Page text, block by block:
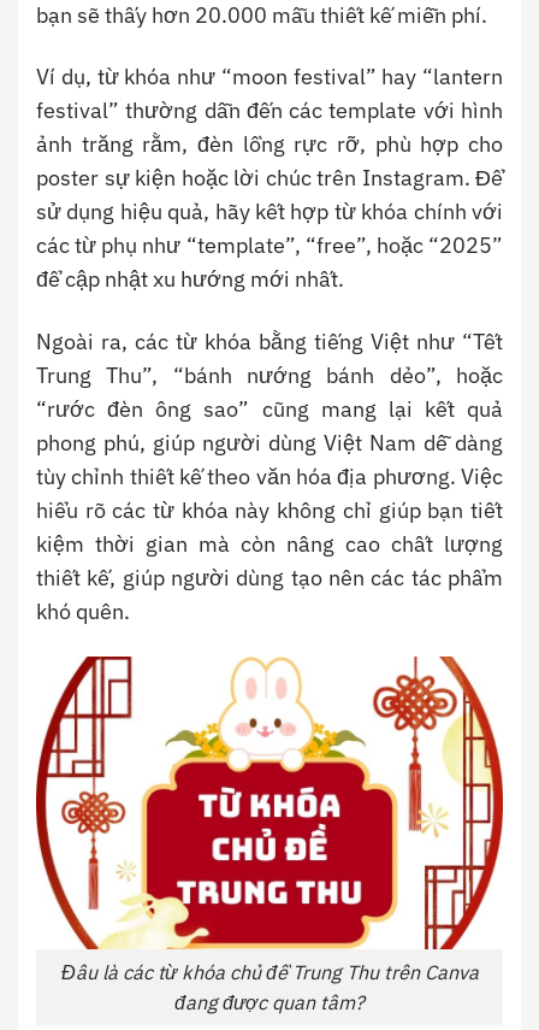
bạn sẽ thấy hơn 20.000 mẫu thiết kế miễn phí.
Ví dụ, từ khóa như “moon festival” hay “lantern
festival” thường dẫn đến các template với hình
ảnh trăng rằm, đèn lồng rực rỡ, phù hợp cho
poster sự kiện hoặc lời chúc trên Instagram. Để
sử dụng hiệu quả, hãy kết hợp từ khóa chính với
các từ phụ như “template”, “free”, hoặc “2025”
để cập nhật xu hướng mới nhất.
Ngoài ra, các từ khóa bằng tiếng Việt như “Tết
Trung Thu”, “bánh nướng bánh dẻo”, hoặc
“rước đèn ông sao” cũng mang lại kết quả
phong phú, giúp người dùng Việt Nam dễ dàng
tùy chỉnh thiết kế theo văn hóa địa phương. Việc
hiểu rõ các từ khóa này không chỉ giúp bạn tiết
kiệm thời gian mà còn nâng cao chất lượng
thiết kế, giúp người dùng tạo nên các tác phẩm
khó quên.
Đâu là các từ khóa chủ đề Trung Thu trên Canva
đang được quan tâm?